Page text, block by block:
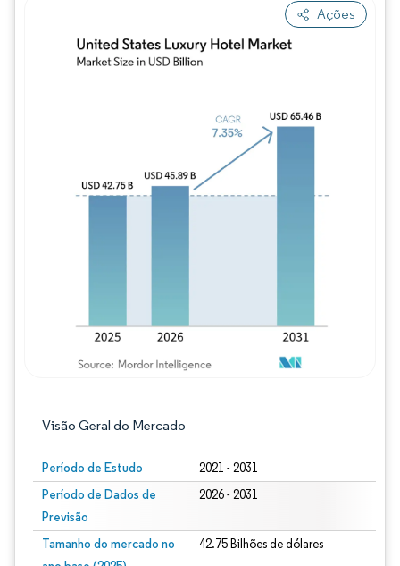
Ações
Visão Geral do Mercado
Período de Estudo 2021 - 2031
Período de Dados de
Previsão
2026 - 2031
Tamanho do mercado no
42.75 Bilhões de dólares